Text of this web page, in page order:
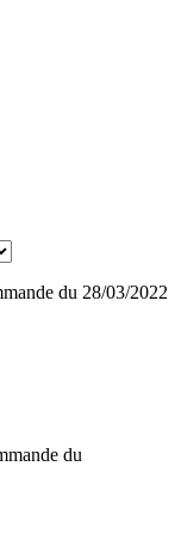
du 28/03/2022
du